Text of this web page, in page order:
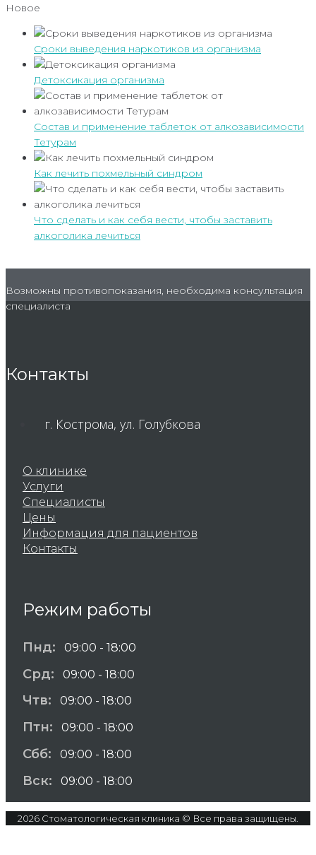
Новое
Сроки выведения наркотиков из организма
Детоксикация организма
Состав и применение таблеток от алкозависимости
Тетурам
Как лечить похмельный синдром
Что сделать и как себя вести, чтобы заставить
алкоголика лечиться
Возможны противопоказания, необходима консультация
специалиста
Контакты
г. Кострома, ул. Голубкова
О клинике
Услуги
Специалисты
Цены
Информация для пациентов
Контакты
Режим работы
Пнд: 09:00 - 18:00
Срд: 09:00 - 18:00
Чтв: 09:00 - 18:00
Птн: 09:00 - 18:00
Сбб: 09:00 - 18:00
Вск: 09:00 - 18:00
2026 Стоматологическая клиника © Все права защищены.